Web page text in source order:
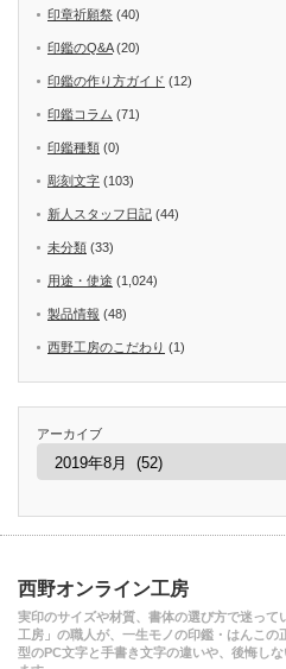
印章祈願祭 (40)
印鑑のQ&A(20)
印鑑の作り方ガイド (12)
印鑑コラム (71)
印鑑種類 (0)
彫刻文字 (103)
新人スタッフ日記 (44)
未分類 (33)
用途・使途 (1,024)
製品情報 (48)
西野工房のこだわり (1)
アーカイブ
西野オンライン工房
実印のサイズや材質、書体の選び方で迷って
工房」の職人が、一生モノの印鑑・はんこ
型のPC文字と手書き文字の違いや、後悔し